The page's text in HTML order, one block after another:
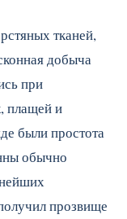
тканей,
добыча
при
плащей и
были простота
обычно
прозвище